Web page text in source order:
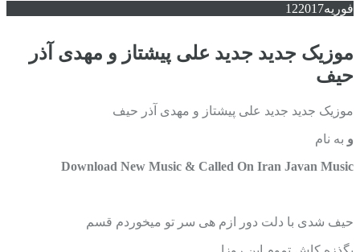
فوریه 122017
موزیک جدید جديد علی پیشتاز و مهدی آذر
حیف
موزیک جدید جديد علی پیشتاز و مهدی آذر حیف
و به نام
Download New Music & Called On Iran Javan Music
حیف شدی با دلت دور ازم هی سر تو میخوردم قسم